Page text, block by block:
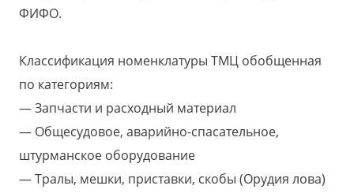
ФИФО.
Классификация номенклатуры ТМЦ обобщенная
по категориям:
Запчасти и расходный материал
Общесудовое, аварийно-спасательное,
штурманское оборудование
Тралы, мешки, приставки, скобы (Орудия лова)